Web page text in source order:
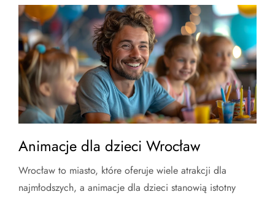
Animacje dla dzieci Wrocław
Wrocław to miasto, które oferuje wiele atrakcji dla
najmłodszych, a animacje dla dzieci stanowią istotny